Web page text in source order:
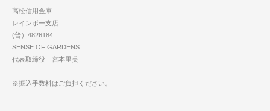
高松信用金庫
レインボー支店
(普）4826184
SENSE OF GARDENS
代表取締役 宮本里美
※振込手数料はご負担ください。